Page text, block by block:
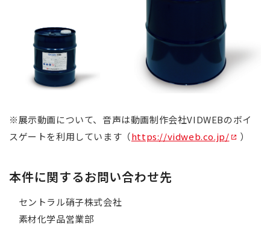
※展示動画について、音声は動画制作会社VIDWEBのボイ
スゲートを利用しています（https://vidweb.co.jp/ ）
本件に関するお問い合わせ先
セントラル硝子株式会社
素材化学品営業部